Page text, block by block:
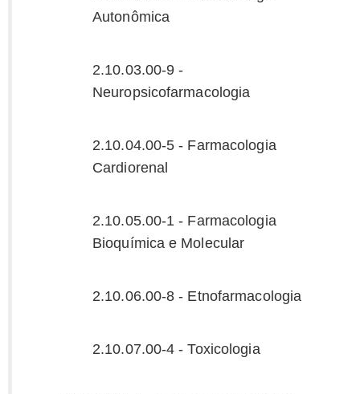
Autonômica
2.10.03.00-9 -
Neuropsicofarmacologia
2.10.04.00-5 - Farmacologia
Cardiorenal
2.10.05.00-1 - Farmacologia
Bioquímica e Molecular
2.10.06.00-8 - Etnofarmacologia
2.10.07.00-4 - Toxicologia